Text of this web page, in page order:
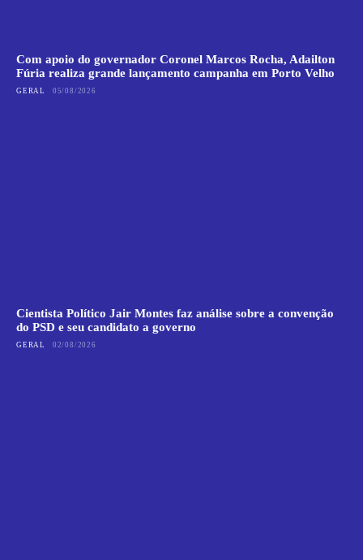
Com apoio do governador Coronel Marcos Rocha, Adailton
Fúria realiza grande lançamento campanha em Porto Velho
GERAL 05/08/2026
Cientista Político Jair Montes faz análise sobre a convenção
do PSD e seu candidato a governo
GERAL 02/08/2026